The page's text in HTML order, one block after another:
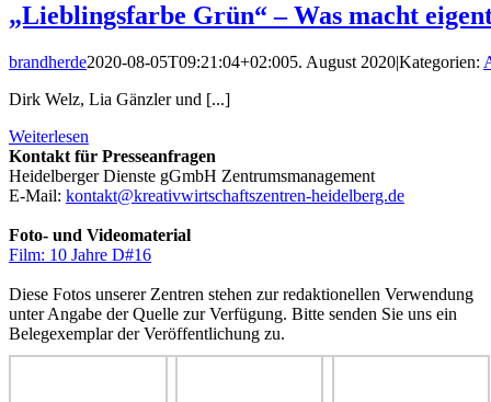
„Lieblingsfarbe Grün“ – Was macht
brandherde2020-08-05T09:21:04+02:005. August 2020|Kategorien:
Dirk Welz, Lia Gänzler und [...]
Weiterlesen
Kontakt für Presseanfragen
Heidelberger Dienste gGmbH Zentrumsmanagement
E-Mail: kontakt@kreativwirtschaftszentren-heidelberg.de
Foto- und Videomaterial
Film: 10 Jahre D#16
Diese Fotos unserer Zentren stehen zur redaktionellen Verwendung
unter Angabe der Quelle zur Verfügung. Bitte senden Sie uns ein
Belegexemplar der Veröffentlichung zu.